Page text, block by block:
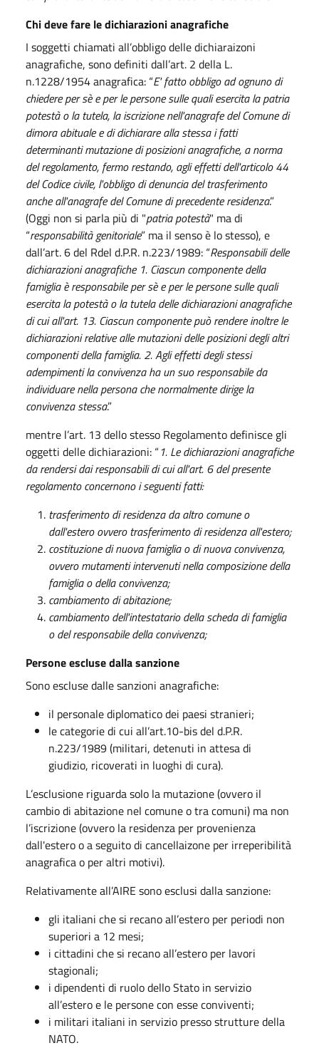
Chi deve fare le dichiarazioni anagrafiche
I soggetti chiamati all’obbligo delle dichiaraizoni
anagrafiche, sono definiti dall’art. 2 della L.
n.1228/1954 anagrafica: “E' fatto obbligo ad ognuno di
chiedere per sè e per le persone sulle quali esercita la patria
potestà o la tutela, la iscrizione nell'anagrafe del Comune di
dimora abituale e di dichiarare alla stessa i fatti
determinanti mutazione di posizioni anagrafiche, a norma
del regolamento, fermo restando, agli effetti dell'articolo 44
del Codice civile, l'obbligo di denuncia del trasferimento
anche all'anagrafe del Comune di precedente residenza.”
(Oggi non si parla più di "patria potestà" ma di
“responsabilità genitoriale” ma il senso è lo stesso), e
dall’art. 6 del Rdel d.P.R. n.223/1989: “Responsabili delle
dichiarazioni anagrafiche 1. Ciascun componente della
famiglia è responsabile per sè e per le persone sulle quali
esercita la potestà o la tutela delle dichiarazioni anagrafiche
di cui all'art. 13. Ciascun componente può rendere inoltre le
dichiarazioni relative alle mutazioni delle posizioni degli altri
componenti della famiglia. 2. Agli effetti degli stessi
adempimenti la convivenza ha un suo responsabile da
individuare nella persona che normalmente dirige la
convivenza stessa.”
mentre l’art. 13 dello stesso Regolamento definisce gli
oggetti delle dichiarazioni: “1. Le dichiarazioni anagrafiche
da rendersi dai responsabili di cui all'art. 6 del presente
regolamento concernono i seguenti fatti:
trasferimento di residenza da altro comune o
dall'estero ovvero trasferimento di residenza all'estero;
costituzione di nuova famiglia o di nuova convivenza,
ovvero mutamenti intervenuti nella composizione della
famiglia o della convivenza;
cambiamento di abitazione;
cambiamento dell'intestatario della scheda di famiglia
o del responsabile della convivenza;
Persone escluse dalla sanzione
Sono escluse dalle sanzioni anagrafiche:
il personale diplomatico dei paesi stranieri;
le categorie di cui all’art.10-bis del d.P.R.
n.223/1989 (militari, detenuti in attesa di
giudizio, ricoverati in luoghi di cura).
L’esclusione riguarda solo la mutazione (ovvero il
cambio di abitazione nel comune o tra comuni) ma non
l’iscrizione (ovvero la residenza per provenienza
dall'estero o a seguito di cancellaizone per irreperibilità
anagrafica o per altri motivi).
Relativamente all’AIRE sono esclusi dalla sanzione:
gli italiani che si recano all’estero per periodi non
superiori a 12 mesi;
i cittadini che si recano all’estero per lavori
stagionali;
i dipendenti di ruolo dello Stato in servizio
all’estero e le persone con esse conviventi;
i militari italiani in servizio presso strutture della
NATO.